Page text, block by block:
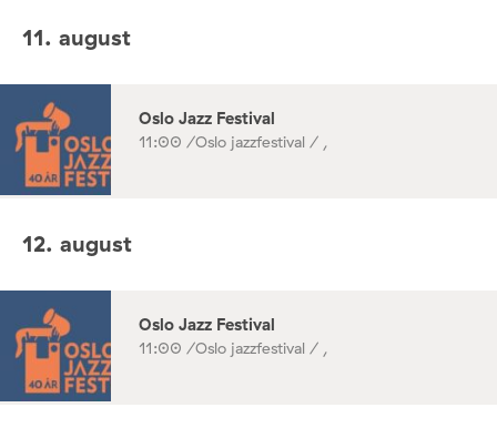
11. august
Oslo Jazz Festival
11:00 /Oslo jazzfestival / ,
12. august
Oslo Jazz Festival
11:00 /Oslo jazzfestival / ,